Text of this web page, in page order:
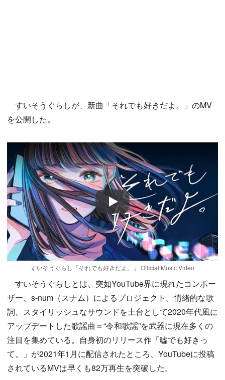
すいそうぐらしが、新曲「それでも好きだよ。」のMV
を公開した。
Play
すいそうぐらし「それでも好きだよ。」 Official Music Video
すいそうぐらしとは、突如YouTube界に現れたコンポー
ザー、s-num（スナム）によるプロジェクト。情緒的な歌
詞、スタイリッシュなサウンドを土台として2020年代風に
アップデートした歌謡曲＝“令和歌謡”を武器に現在多くの
注目を集めている。自身初のリリース作「嘘でも好きっ
て。」が2021年1月に配信されたところ、YouTubeに投稿
されているMVは早くも82万再生を突破した。